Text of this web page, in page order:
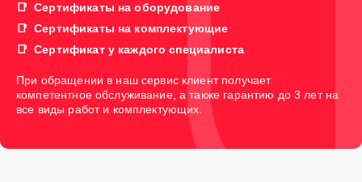
Сертификаты на оборудование
Сертификаты на комплектующие
Сертификат у каждого специалиста
При обращении в наш сервис клиент получает
компетентное обслуживание, а также гарантию до 3 лет на
все виды работ и комплектующих.